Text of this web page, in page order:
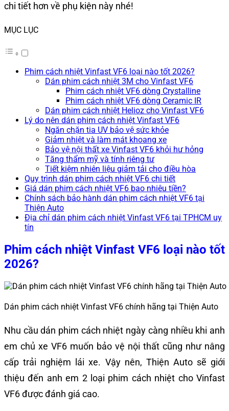
chi tiết hơn về phụ kiện này nhé!
MỤC LỤC
Phim cách nhiệt Vinfast VF6 loại nào tốt 2026?
Dán phim cách nhiệt 3M cho Vinfast VF6
Phim cách nhiệt VF6 dòng Crystalline
Phim cách nhiệt VF6 dòng Ceramic IR
Dán phim cách nhiệt Helioz cho Vinfast VF6
Lý do nên dán phim cách nhiệt Vinfast VF6
Ngăn chặn tia UV bảo vệ sức khỏe
Giảm nhiệt và làm mát khoang xe
Bảo vệ nội thất xe Vinfast VF6 khỏi hư hỏng
Tăng thẩm mỹ và tính riêng tư
Tiết kiệm nhiên liệu giảm tải cho điều hòa
Quy trình dán phim cách nhiệt VF6 chi tiết
Giá dán phim cách nhiệt VF6 bao nhiêu tiền?
Chính sách bảo hành dán phim cách nhiệt VF6 tại
Thiện Auto
Địa chỉ dán phim cách nhiệt Vinfast VF6 tại TPHCM uy
tín
Phim cách nhiệt Vinfast VF6 loại nào tốt
2026?
Dán phim cách nhiệt Vinfast VF6 chính hãng tại Thiện Auto
Nhu cầu dán phim cách nhiệt ngày càng nhiều khi anh
em chủ xe VF6 muốn bảo vệ nội thất cũng như nâng
cấp trải nghiệm lái xe. Vậy nên, Thiện Auto sẽ giới
thiệu đến anh em 2 loại phim cách nhiệt cho Vinfast
VF6 được đánh giá cao.